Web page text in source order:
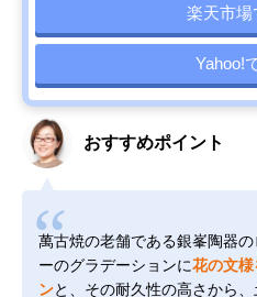
楽天市場
Yahoo!
おすすめポイント
萬古焼の老舗である銀峯陶器
ーのグラデーションに花の文
ンと、その耐久性の高さから